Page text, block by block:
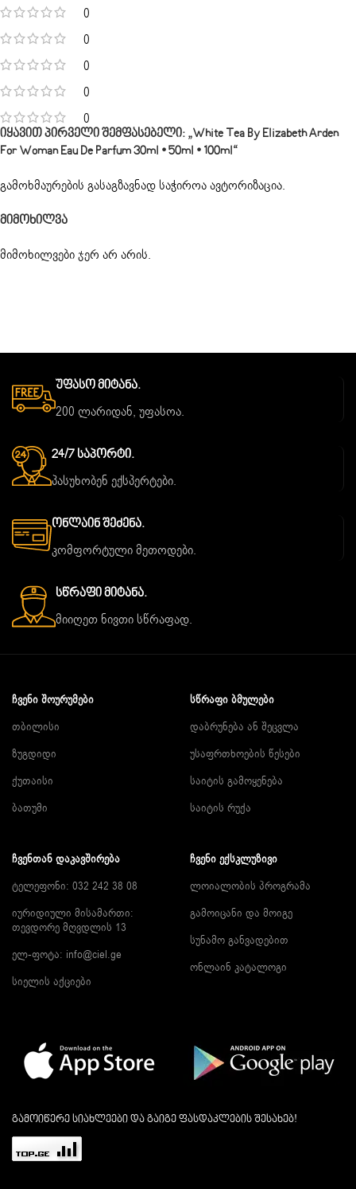
0
0
0
0
0
Მიმოხილვა
მიმოხილვები ჯერ არ არის.
Იყავით Პირველი Შემფასებელი: „White Tea By Elizabeth Arden
For Woman Eau De Parfum 30ml • 50ml • 100ml“
გამოხმაურების გასაგზავნად საჭიროაავტორიზაცია.
Უფასო Მიტანა.
200 ლარიდან, უფასოა.
24/7 Საპორტი.
პასუხობენ ექსპერტები.
Ონლაინ Შეძენა.
კომფორტული მეთოდები.
Სწრაფი Მიტანა.
მიიღეთ ნივთი სწრაფად.
ᲩᲕᲔᲜᲘ ᲨᲝᲣᲠᲣᲛᲔᲑᲘ
თბილისი
ზუგდიდი
ქუთაისი
ბათუმი
ᲡᲬᲠᲐᲤᲘ ᲑᲛᲣᲚᲔᲑᲘ
დაბრუნება ან შეცვლა
უსაფრთხოების წესები
საიტის გამოყენება
საიტის რუქა
ᲩᲕᲔᲜᲗᲐᲜ ᲓᲐᲙᲐᲕᲨᲘᲠᲔᲑᲐ
ტელეფონი: 032 242 38 08
იურიდიული მისამართი:
თევდორე მღვდლის 13
ელ-ფოტა: info@ciel.ge
სიელის აქციები
ᲩᲕᲔᲜᲘ ᲔᲥᲡᲙᲚᲣᲖᲘᲕᲘ
ლოიალობის პროგრამა
გამოიცანი და მოიგე
სუნამო განვადებით
ონლაინ კატალოგი
გამოიწერე სიახლეები და გაიგე ფასდაკლების შესახებ!